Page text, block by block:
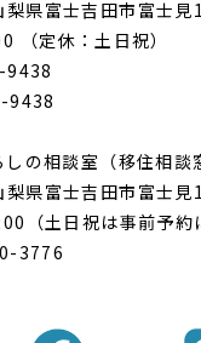
県富士吉田市富士
（定休：土日祝）
9438
の相談室（移住相談
県富士吉田市富士
（土日祝は事前予約
3776